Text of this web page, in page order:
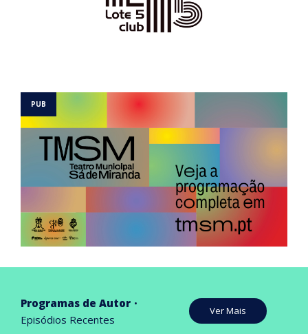
Programas de Autor
Episódios Recentes
Ver Mais